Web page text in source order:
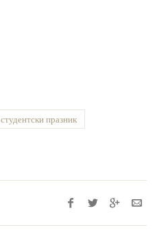
студентски празник